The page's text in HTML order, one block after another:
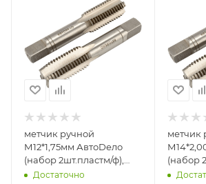
метчик ручной
М12*1,75мм АвтоDело
(набор 2шт.пластм/ф),
40799
Достаточно
метчик
(набор
40802